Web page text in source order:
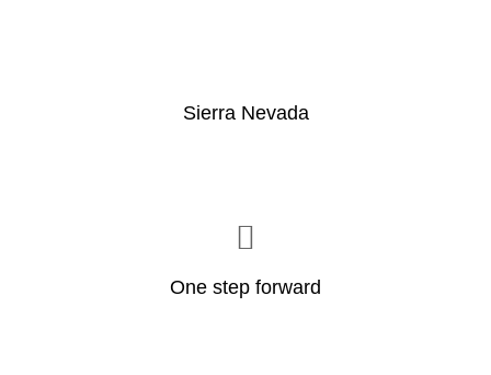
Sierra Nevada
One step forward